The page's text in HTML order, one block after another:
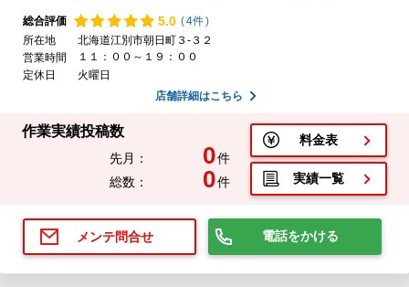
総合評価 5.0 (4件)
所在地
北海道江別市朝日町３-３２
営業時間
１１：００～１９：００
定休日
火曜日
店舗詳細はこちら
作業実績投稿数
先月： 0件
総数：
0件
料金表
実績一覧
メンテ問合せ 電話をかける